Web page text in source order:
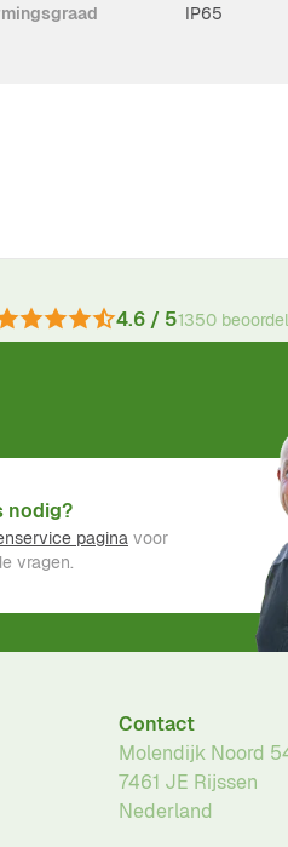
IP65
4.6 / 51350
nodig?
pagina voor
vragen.
Contact
Molendijk Noord
7461 JE Rijssen
Nederland